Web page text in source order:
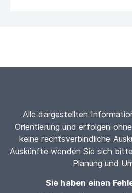
Alle dargestellten
Orientierung und erfolgen
keine rechtsverbindliche
Auskünfte wenden Sie sich
Planung und
Sie haben einen